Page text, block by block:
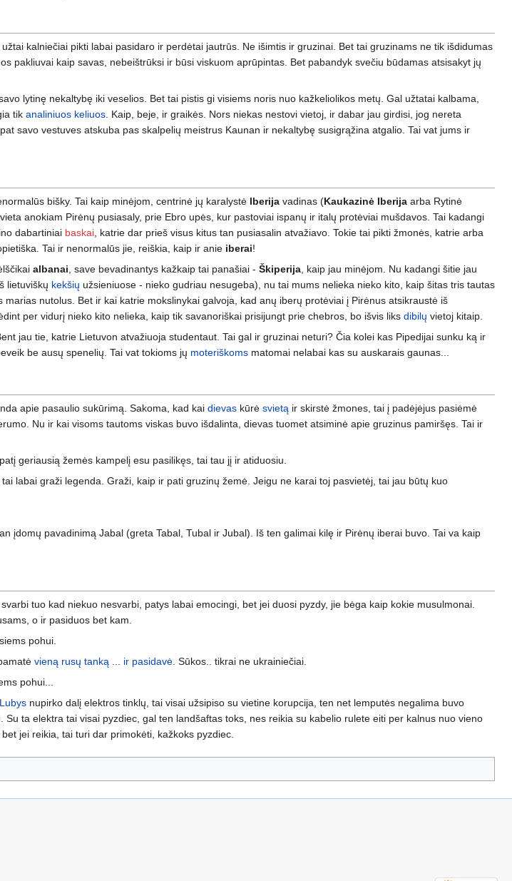
kalniečiai pikti labai pasidaro ir perdėtai jautrūs. Ne išimtis ir gruzinai. Bet tai gruzinams ne tik išdidumas
pakliuvai kaip savas, nebeištrūksi ir būsi viskuom aprūpintas. Bet pabandyk svečiu būdamas atsisakyt jų
lytinę nekaltybę iki veselios. Bet tai pistis gi visiems noris nuo kažkeliolikos metų. Gal užtatai kalbama,
tik analiniuos keliuos . Kaip, beje, ir graikės. Nors niekas nestovi vietoj, ir dabar jau girdisi, jog nereta
pat savo vestuves atskuba pas skalpelių meistrus Kaunan ir nekaltybę susigrąžina atgalio. Tai vat jums ir
bišky. Tai kaip minėjom, centrinė jų karalystė Iberija vadinas (Kaukazinė Iberija arba Rytinė
anokiam Pirėnų pusiasaly, prie Ebro upės, kur pastoviai ispanų ir italų protėviai mušdavos. Tai kadangi
dabartiniai baskai , katrie dar prieš visus kitus tan pusiasalin atvažiavo. Tokie tai pikti žmonės, katrie arba
Tai ir nenormalūs jie, reiškia, kaip ir anie iberai!
albanai , save bevadinantys kažkaip tai panašiai - Škiperija , kaip jau minėjom. Nu kadangi šitie jau
lietuviškų kekšių užsieniuose - nieko gudriau nesugeba), nu tai mums nelieka nieko kito, kaip šitas tris tautas
nutolus. Bet ir kai katrie mokslinykai galvoja, kad anų iberų protėviai į Pirėnus atsikraustė iš
per vidurį nieko kito nelieka, kaip tik savanoriškai prisijungt prie chebros, bo išvis liks dibilų vietoj kitaip.
jau tie, katrie Lietuvon atvažiuoja studentaut. Tai gal ir gruzinai neturi? Čia kolei kas Pipedijai sunku ką ir
be ausų spenelių. Tai vat tokioms jų moteriškoms matomai nelabai kas su auskarais gaunas...
apie pasaulio sukūrimą. Sakoma, kad kai dievas kūrė svietą ir skirstė žmones, tai į padėjėjus pasiėmė
Nu ir kai visoms tautoms viskas buvo išdalinta, dievas tuomet atsiminė apie gruzinus pamiršęs. Tai ir
geriausią žemės kampelį esu pasilikęs, tai tau jį ir atiduosiu.
labai graži legenda. Graži, kaip ir pati gruzinų žemė. Jeigu ne karai toj pasvietėj, tai jau būtų kuo
įdomų pavadinimą Jabal (greta Tabal, Tubal ir Jubal). Iš ten galimai kilę ir Pirėnų iberai buvo. Tai va kaip
tuo kad niekuo nesvarbi, patys labai emocingi, bet jei duosi pyzdy, jie bėga kaip kokie musulmonai.
o ir pasiduos bet kam.
pohui.
vieną rusų tanką ir pasidavė . Sūkos.. tikrai ne ukrainiečiai.
pohui...
Lubys nupirko dalį elektros tinklų, tai visai užsipiso su vietine korupcija, ten net lemputės negalima buvo
ta elektra tai visai pyzdiec, gal ten landšaftas toks, nes reikia su kabelio rulete eiti per kalnus nuo vieno
jei reikia, tai turi dar primokėti, kažkoks pyzdiec.